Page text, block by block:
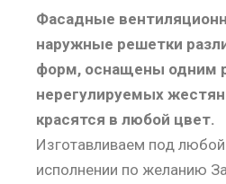
Фасадные
наружные решетки
форм, оснащены одним
нерегулируемых
красятся в любой цвет.
Изготавливаем под
исполнении по желанию